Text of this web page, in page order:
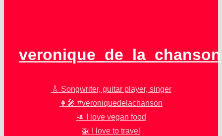
veronique_de_la_chanson
🎸 Songwriter, guitar player, singer
👩‍🎤 #veroniquedelachanson
🥑 I love vegan food
🚁 I love to travel